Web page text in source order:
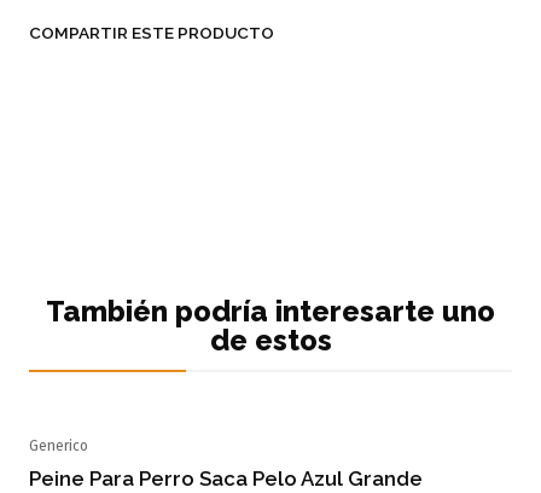
COMPARTIR ESTE PRODUCTO
También podría interesarte uno
de estos
Generico
Peine Para Perro Saca Pelo Azul Grande